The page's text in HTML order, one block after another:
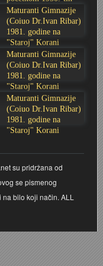
Karlovac
i Edi
(epizoda)
godine
- utemeljen 1924.
- Igor Mihelić
godina
Maturanti Gimnazije
(Coiuo Dr.Ivan Ribar)
1981. godine na
"Staroj" Korani
Maturanti Gimnazije
(Coiuo Dr.Ivan Ribar)
1981. godine na
"Staroj" Korani
Maturanti Gimnazije
(Coiuo Dr.Ivan Ribar)
1981. godine na
"Staroj" Korani
su pridržana od
se pismenog
bilo koji način. ALL